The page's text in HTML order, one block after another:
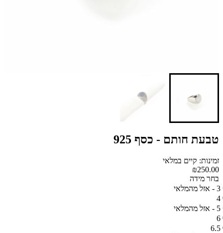
טבעת חותם - כסף 925
זמינות: קיים במלאי
₪250.00
בחר מידה
3 - אזל מהמלאי
4
5 - אזל מהמלאי
6
6.5